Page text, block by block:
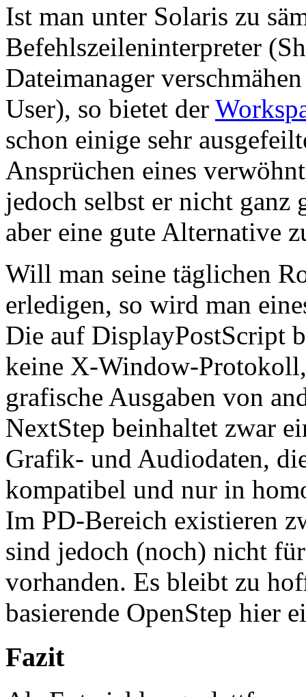
Ist man unter Solaris zu
Befehlszeileninterpreter
Dateimanager
User), so bietet der
schon einige sehr
Ansprüchen eines
jedoch selbst er nicht ganz
aber eine gute Alternative
Will man seine täglichen
erledigen, so wird man
Die auf DisplayPostScript
keine X-Window-
grafische Ausgaben von
NextStep beinhaltet zwar
Grafik- und Audiodaten,
kompatibel und nur in
Im PD-Bereich existieren
sind jedoch (noch) nicht
vorhanden. Es bleibt zu
basierende OpenStep hier
Fazit